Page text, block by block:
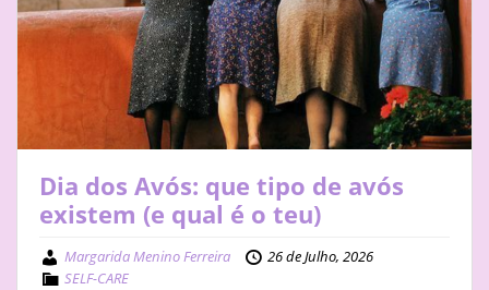
Dia dos Avós: que tipo de avós
existem (e qual é o teu)
Margarida Menino Ferreira
26 de Julho, 2026
SELF-CARE
STAY
BUSINESS
ABOUT